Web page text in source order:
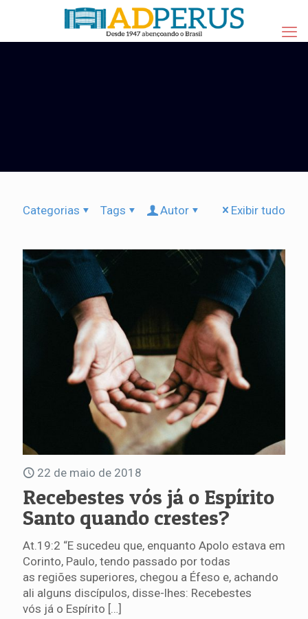
Categorias Tags Autor Exibir tudo
22 de maio de 2018
Recebestes vós já o Espírito
Santo quando crestes?
At.19:2 “E sucedeu que, enquanto Apolo estava em
Corinto, Paulo, tendo passado por todas
as regiões superiores, chegou a Éfeso e, achando
ali alguns discípulos, disse-lhes: Recebestes
vós já o Espírito […]